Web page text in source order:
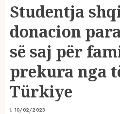
Studentja
donacion
së saj për
prekura nga
Türkiye
10/02/2023